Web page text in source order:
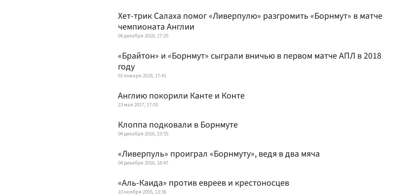
Хет-трик Салаха помог «Ливерпулю» разгромить «Борнмут» в матче
чемпионата Англии
08 декабря 2018, 17:25
«Брайтон» и «Борнмут» сыграли вничью в первом матче АПЛ в 2018
году
01 января 2018, 17:41
Англию покорили Канте и Конте
23 мая 2017, 17:05
Клоппа подковали в Борнмуте
04 декабря 2016, 23:55
«Ливерпуль» проиграл «Борнмуту», ведя в два мяча
04 декабря 2016, 18:47
«Аль-Каида» против евреев и крестоносцев
10 ноября 2005, 13:36